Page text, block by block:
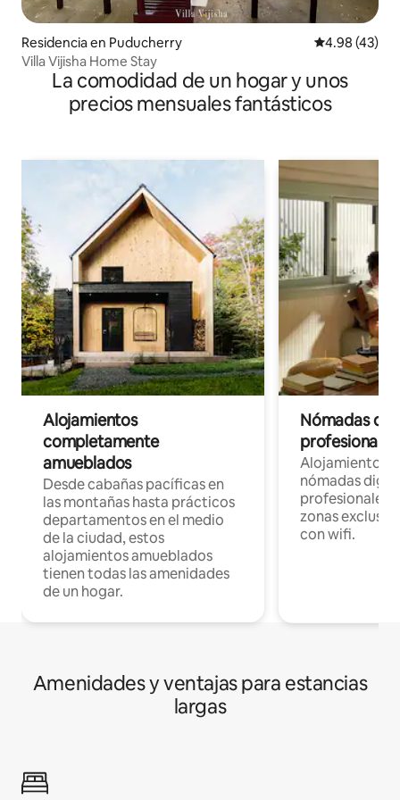
Residencia en Puducherry Calificación
4.98 (43)
Villa Vijisha Home Stay
La comodidad de un hogar y unos
precios mensuales fantásticos
Alojamientos
completamente
amueblados
Desde cabañas pacíficas en
las montañas hasta prácticos
departamentos en el medio
de la ciudad, estos
alojamientos amueblados
tienen todas las amenidades
de un hogar.
Nómadas
Alojamientos
nómadas
profesionales
zonas
con wifi.
Amenidades y ventajas para estancias
largas